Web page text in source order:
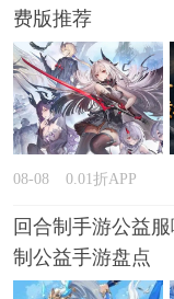
费版推荐
08-08 0.01折APP
回合制手游公益
制公益手游盘点